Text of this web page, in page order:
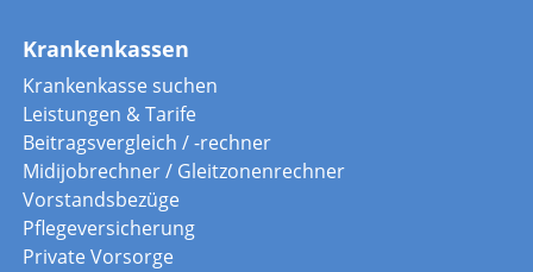
Krankenkassen
Krankenkasse suchen
Leistungen & Tarife
Beitragsvergleich / -rechner
Midijobrechner / Gleitzonenrechner
Vorstandsbezüge
Pflegeversicherung
Private Vorsorge